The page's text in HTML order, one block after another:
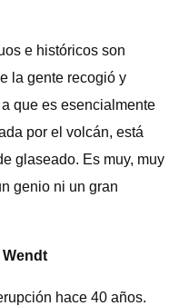
e históricos son
la gente recogió y
que es esencialmente
por el volcán, está
glaseado. Es muy, muy
genio ni un gran
Wendt
hace 40 años.